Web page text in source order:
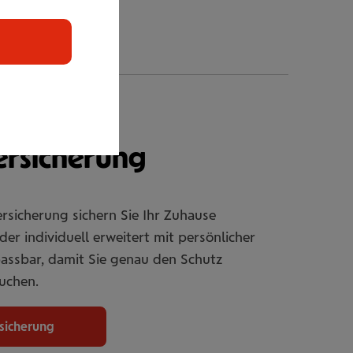
sichern Sie Ihr Zuhause
individuell erweitert mit persönlicher
damit Sie genau den Schutz